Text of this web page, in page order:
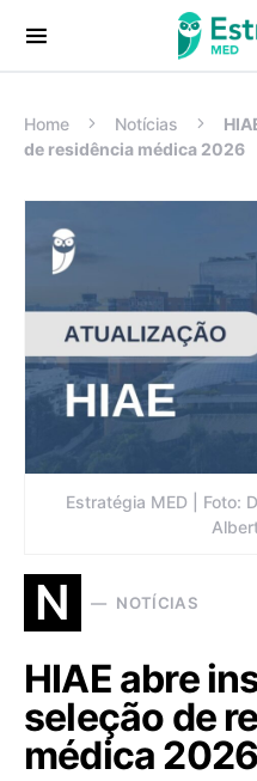
Procurar:
Home Notícias
de residência médica 2026
Estratégia MED | Foto:
N NOTÍCIAS
HIAE abre
seleção de
médica 2026